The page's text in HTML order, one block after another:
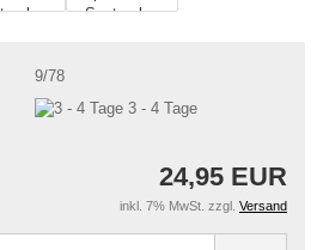
9/78
3 - 4 Tage
24,95 EUR
inkl. 7% MwSt. zzgl. Versand